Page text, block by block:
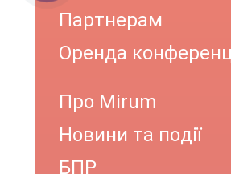
Партнерам
Оренда
Про Mirum
Новини та події
БПР